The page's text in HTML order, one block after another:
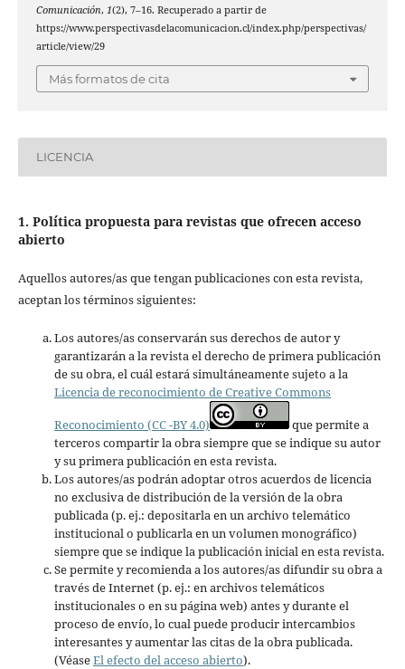
Comunicación, 1(2), 7–16. Recuperado a partir de
https://www.perspectivasdelacomunicacion.cl/index.php/perspectivas/
article/view/29
Más formatos de cita
LICENCIA
1. Política propuesta para revistas que ofrecen acceso
abierto
Aquellos autores/as que tengan publicaciones con esta revista,
aceptan los términos siguientes:
Los autores/as conservarán sus derechos de autor y
garantizarán a la revista el derecho de primera publicación
de su obra, el cuál estará simultáneamente sujeto a la
Licencia de reconocimiento de Creative Commons
Reconocimiento (CC -BY 4.0)
que permite a
terceros compartir la obra siempre que se indique su autor
y su primera publicación en esta revista.
Los autores/as podrán adoptar otros acuerdos de licencia
no exclusiva de distribución de la versión de la obra
publicada (p. ej.: depositarla en un archivo telemático
institucional o publicarla en un volumen monográfico)
siempre que se indique la publicación inicial en esta revista.
Se permite y recomienda a los autores/as difundir su obra a
través de Internet (p. ej.: en archivos telemáticos
institucionales o en su página web) antes y durante el
proceso de envío, lo cual puede producir intercambios
interesantes y aumentar las citas de la obra publicada.
(VéaseEl efecto del acceso abierto).